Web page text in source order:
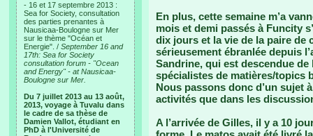
- 16 et 17 septembre 2013 :
Sea for Society, consultation
des parties prenantes à
Nausicaa-Boulogne sur Mer
sur le thème "Océan et
Energie". / September 16 and
17th: Sea for Society
consultation forum - "Ocean
and Energy" - at Nausicaa-
Boulogne sur Mer.
Du 7 juillet 2013 au 13 août,
2013, voyage à Tuvalu dans
le cadre de sa thèse de
Damien Vallot, étudiant en
PhD à l'Université de
En plus, cette semaine m’a
mois et demi passés à Funcity
dix jours et la vie de la paire de
sérieusement ébranlée depuis
Sandrine, qui est descendue de
spécialistes de matières/topics
Nous passons donc d’un sujet
activités que dans les
A l’arrivée de Gilles, il y a 10